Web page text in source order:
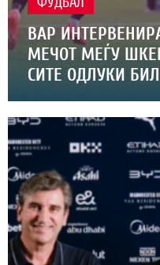
ВАР
МЕЧОТ МЕЃУ
СИТЕ ОДЛУКИ